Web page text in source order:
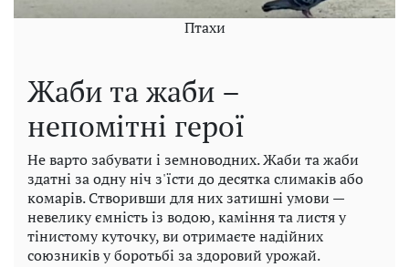
Птахи
Жаби та жаби –
непомітні герої
Не варто забувати і земноводних. Жаби та жаби
здатні за одну ніч з'їсти до десятка слимаків або
комарів. Створивши для них затишні умови —
невелику ємність із водою, каміння та листя у
тінистому куточку, ви отримаєте надійних
союзників у боротьбі за здоровий урожай.